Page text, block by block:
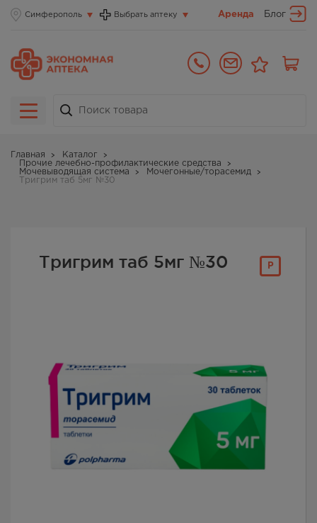
Симферополь Выбрать аптеку Аренда Блог
Главная
Каталог
Прочие лечебно-профилактические средства
Мочевыводящая система
Мочегонные/торасемид
Тригрим таб 5мг №30
Р
Тригрим таб 5мг №30